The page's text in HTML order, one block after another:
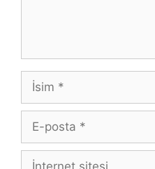
İsim
posta
İnternet